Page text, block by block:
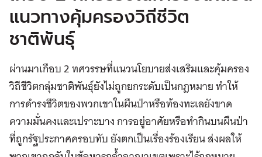
แนวทางคุ้มครองวิถีชีวิต
ชาติพันธุ์
ผ่านมาเกือบ 2 ทศวรรษที่แนวนโยบายส่งเสริมและคุ้มครอง
วิถีชีวิตกลุ่มชาติพันธุ์ยังไม่ถูกยกระดับเป็นกฎหมาย ทำให้
การดำรงชีวิตของพวกเขาในผืนป่าหรือท้องทะเลยังขาด
ความมั่นคงและเปราะบาง การอยู่อาศัยหรือทำกินบนผืนป่า
ที่ถูกรัฐประกาศครอบทับ ยังตกเป็นเรื่องร้องเรียน ส่งผลให้